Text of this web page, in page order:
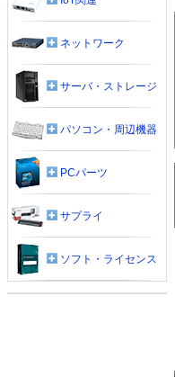
ネットワーク
サーバ・ストレージ
パソコン・周辺機器
PCパーツ
サプライ
ソフト・ライセンス